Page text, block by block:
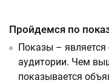
Пройдемся по
Показы – является
аудитории. Чем
показывается